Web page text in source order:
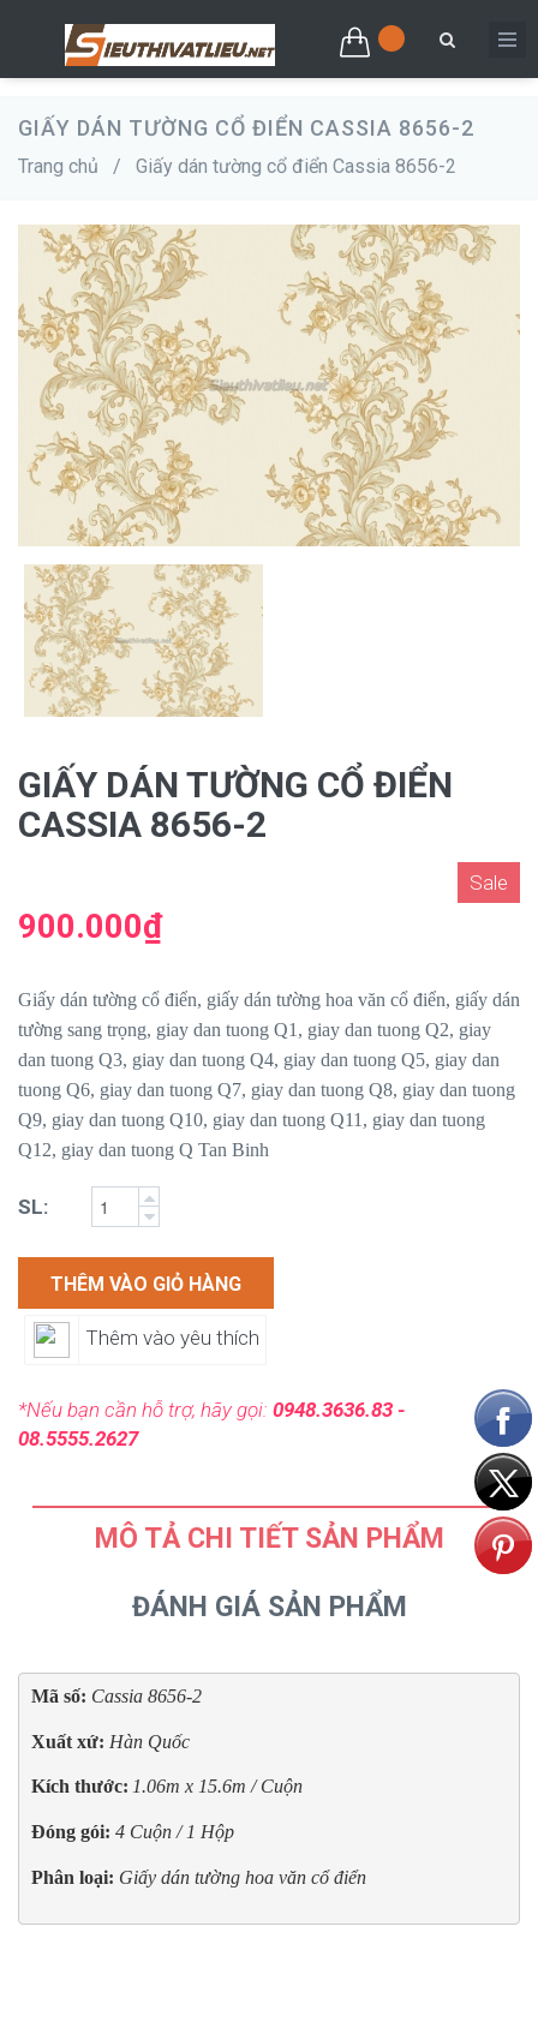
GIẤY DÁN TƯỜNG CỔ ĐIỂN CASSIA 8656-2
Trang chủ / Giấy dán tường cổ điển Cassia 8656-2
GIẤY DÁN TƯỜNG CỔ ĐIỂN
CASSIA 8656-2
Sale
900.000₫
Giấy dán tường cổ điển, giấy dán tường hoa văn cổ điển, giấy dán
tường sang trọng, giay dan tuong Q1, giay dan tuong Q2, giay
dan tuong Q3, giay dan tuong Q4, giay dan tuong Q5, giay dan
tuong Q6, giay dan tuong Q7, giay dan tuong Q8, giay dan tuong
Q9, giay dan tuong Q10, giay dan tuong Q11, giay dan tuong
Q12, giay dan tuong Q Tan Binh
SL:
THÊM VÀO GIỎ HÀNG
Thêm vào yêu thích
*Nếu bạn cần hỗ trợ, hãy gọi: 0948.3636.83 -
08.5555.2627
MÔ TẢ CHI TIẾT SẢN PHẨM
ĐÁNH GIÁ SẢN PHẨM
Mã số: Cassia 8656-2
Xuất xứ: Hàn Quốc
Kích thước: 1.06m x 15.6m / Cuộn
Đóng gói: 4 Cuộn / 1 Hộp
Phân loại: Giấy dán tường hoa văn cổ điển